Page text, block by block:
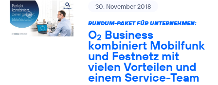
30. November 2018
RUNDUM-PAKET FÜR UNTERNEHMEN:
O2 Business
kombiniert Mobilfunk
und Festnetz mit
vielen Vorteilen und
einem Service-Team